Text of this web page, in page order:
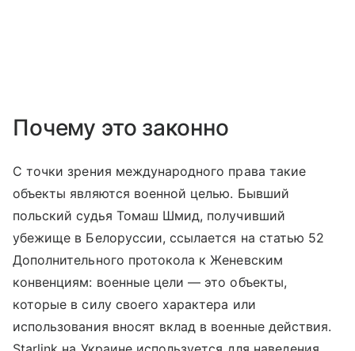
Почему это законно
С точки зрения международного права такие
объекты являются военной целью. Бывший
польский судья Томаш Шмид, получивший
убежище в Белоруссии, ссылается на статью 52
Дополнительного протокола к Женевским
конвенциям: военные цели — это объекты,
которые в силу своего характера или
использования вносят вклад в военные действия.